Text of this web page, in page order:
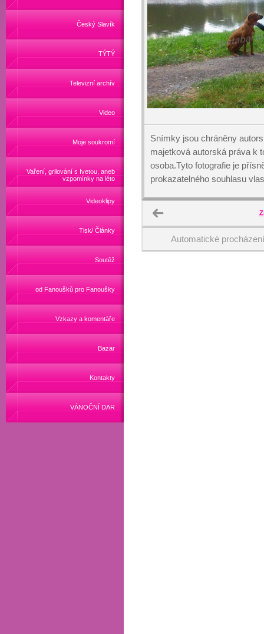
Český Slavík
TÝTÝ
Televizní archív
Video
Moje soukromí
Vaření, grilování s Ivetou, aneb
vzpomínky na léto
Videoklipy
Tisk/ Články
Soutěž
od Fanoušků pro Fanoušky
Vzkazy a komentáře
Bazar
Kontakty
VÁNOČNÍ DAR
Snímky jsou chráněny
majetková autorská práva k
osoba.Tyto fotografie je
prokazatelného souhlasu
Automatické